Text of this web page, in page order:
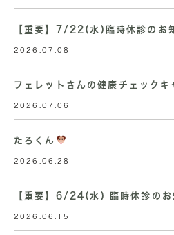
【重要】7/22(水)臨時休診のお
2026.07.08
フェレットさんの健康チェックキ
2026.07.06
たろくん
2026.06.28
【重要】6/24(水) 臨時休診のお
2026.06.15